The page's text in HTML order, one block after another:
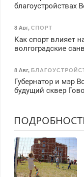
благоустройствах
8 Авг, СПОРТ
Как спорт влияет
волгоградские
8 Авг,
Губернатор и мэр
будущий сквер